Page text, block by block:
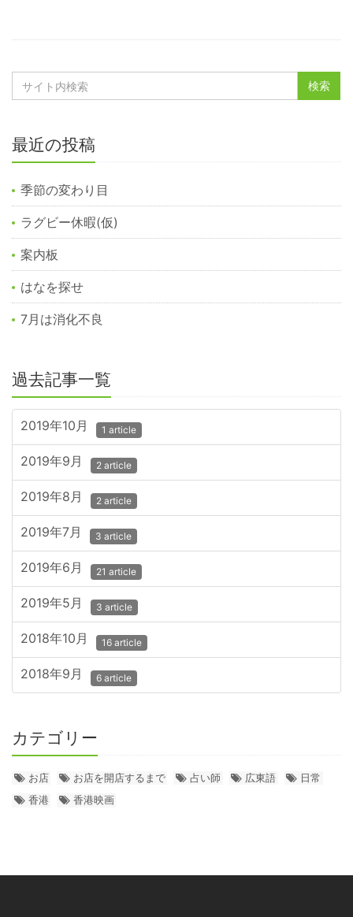
最近の投稿
季節の変わり目
ラグビー休暇(仮)
案内板
はなを探せ
7月は消化不良
過去記事一覧
2019年10月 1 article
2019年9月 2 article
2019年8月 2 article
2019年7月 3 article
2019年6月 21 article
2019年5月 3 article
2018年10月 16 article
2018年9月 6 article
カテゴリー
お店 お店を開店するまで 占い師 広東語
日常
香港
香港映画